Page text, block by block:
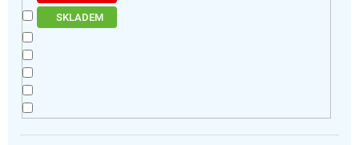
SKLADEM